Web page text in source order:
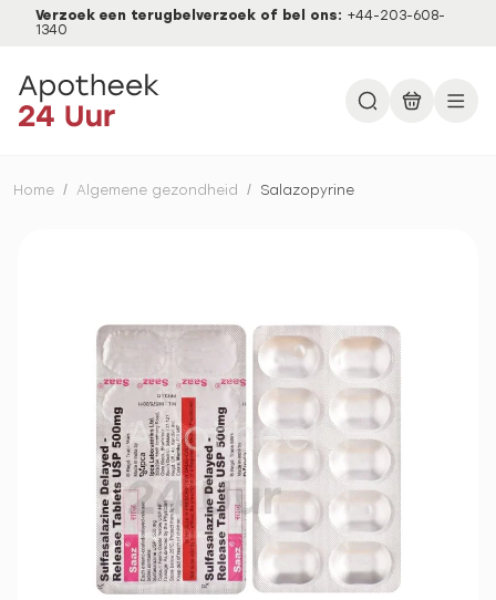
Verzoek een terugbelverzoek of bel ons: +44-203-608-
1340
Home / Algemene gezondheid / Salazopyrine